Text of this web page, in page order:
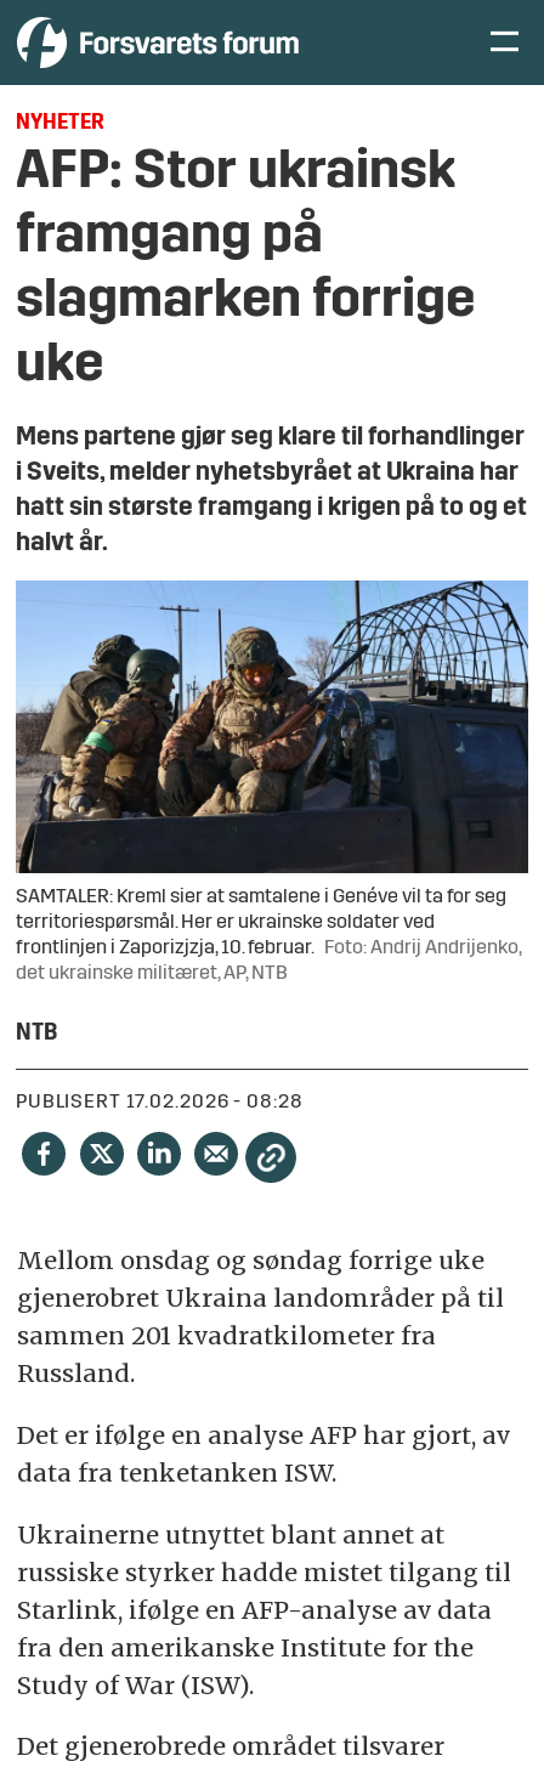
NYHETER
AFP: Stor ukrainsk
framgang på
slagmarken forrige
uke
Mens partene gjør seg klare til forhandlinger
i Sveits, melder nyhetsbyrået at Ukraina har
hatt sin største framgang i krigen på to og et
halvt år.
SAMTALER: Kreml sier at samtalene i Genéve vil ta for seg
territoriespørsmål. Her er ukrainske soldater ved
frontlinjen i Zaporizjzja, 10. februar.
Foto: Andrij Andrijenko,
det ukrainske militæret, AP, NTB
NTB
PUBLISERT 17.02.2026 - 08:28
Mellom onsdag og søndag forrige uke
gjenerobret Ukraina landområder på til
sammen 201 kvadratkilometer fra
Russland.
Det er ifølge en analyse AFP har gjort, av
data fra tenketanken ISW.
Ukrainerne utnyttet blant annet at
russiske styrker hadde mistet tilgang til
Starlink, ifølge en AFP-analyse av data
fra den amerikanske Institute for the
Study of War (ISW).
Det gjenerobrede området tilsvarer